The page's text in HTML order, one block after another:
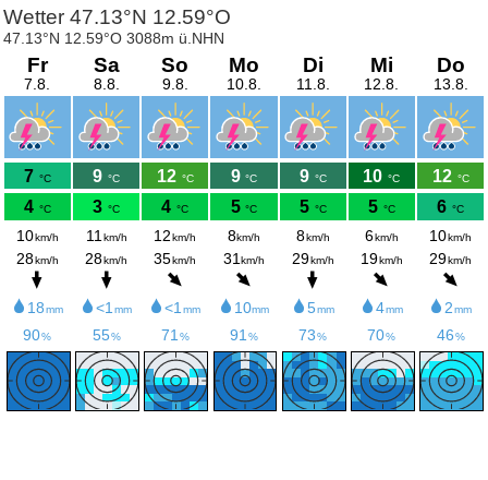
Wetter 47.13°N 12.59°O
47.13°N 12.59°O 3088m ü.NHN
Fr
7.8.
7 °C
4 °C
10km/h
28km/h
18mm
90%
Sa
8.8.
9 °C
3 °C
11 km/h
28km/h
<1mm
55%
So
9.8.
12 °C
4 °C
12 km/h
35km/h
<1 mm
71%
Mo
10.8.
9 °C
5 °C
8km/h
31 km/h
10mm
91%
Di
11.8.
9 °C
5 °C
8km/h
29km/h
5mm
73%
Mi
12.8.
10 °C
5 °C
6km/h
19km/h
4mm
70%
Do
13.8.
12 °C
6 °C
10km/h
29km/h
2mm
46%